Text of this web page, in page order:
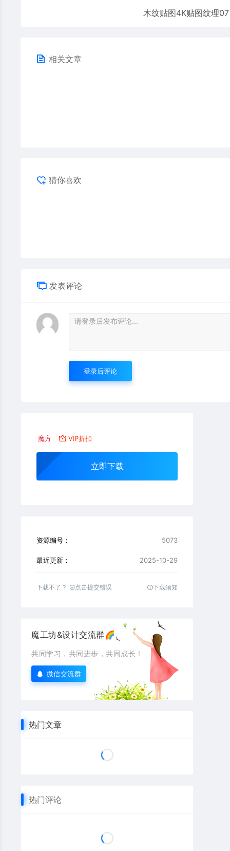
木纹贴图4K贴图纹理07
相关文章
猜你喜欢
发表评论
登录后评论
魔方 VIP折扣
立即下载
资源编号： 5073
最近更新： 2025-10-29
下载不了？ 点击提交错误 下载须知
魔工坊&设计交流群🌈
共同学习，共同进步，共同成长！
微信交流群
热门文章
热门评论